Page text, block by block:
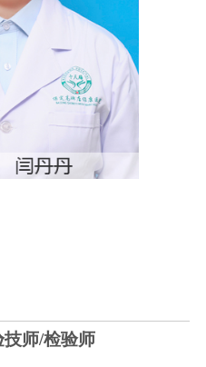
师/检验师